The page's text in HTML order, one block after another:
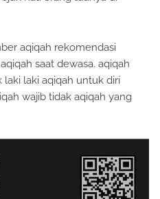
aqiqah rekomendasi
saat dewasa. aqiqah
laki aqiqah untuk diri
wajib tidak aqiqah yang